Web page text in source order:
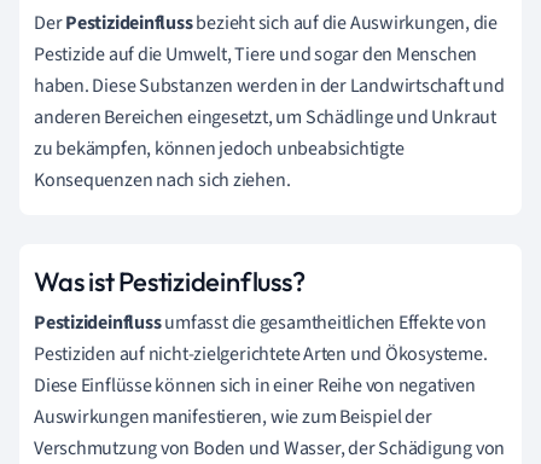
DerPestizideinflussbezieht sich auf die Auswirkungen, die
Pestizide auf die Umwelt, Tiere und sogar den Menschen
haben. Diese Substanzen werden in der Landwirtschaft und
anderen Bereichen eingesetzt, um Schädlinge und Unkraut
zu bekämpfen, können jedoch unbeabsichtigte
Konsequenzen nach sich ziehen.
Was ist Pestizideinfluss?
Pestizideinflussumfasst die gesamtheitlichen Effekte von
Pestiziden auf nicht-zielgerichtete Arten und Ökosysteme.
Diese Einflüsse können sich in einer Reihe von negativen
Auswirkungen manifestieren, wie zum Beispiel der
Verschmutzung von Boden und Wasser, der Schädigung von